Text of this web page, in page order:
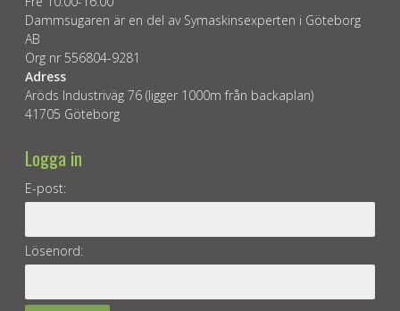
Dammsugaren är en del av Symaskinsexperten i Göteborg
AB
Org nr 556804-9281
Adress
Aröds Industriväg 76 (ligger 1000m från backaplan)
41705 Göteborg
Logga in
E-post:
Lösenord: